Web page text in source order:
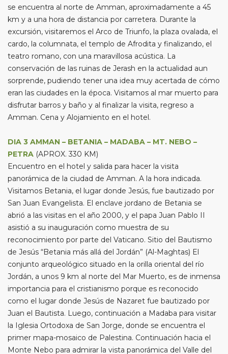
se encuentra al norte de Amman, aproximadamente a 45
km y a una hora de distancia por carretera. Durante la
excursión, visitaremos el Arco de Triunfo, la plaza ovalada, el
cardo, la columnata, el templo de Afrodita y finalizando, el
teatro romano, con una maravillosa acústica. La
conservación de las ruinas de Jerash en la actualidad aun
sorprende, pudiendo tener una idea muy acertada de cómo
eran las ciudades en la época. Visitamos al mar muerto para
disfrutar barros y baño y al finalizar la visita, regreso a
Amman. Cena y Alojamiento en el hotel.
DIA 3 AMMAN – BETANIA – MADABA – MT. NEBO –
PETRA (APROX. 330 KM)
Encuentro en el hotel y salida para hacer la visita
panorámica de la ciudad de Amman. A la hora indicada.
Visitamos Betania, el lugar donde Jesús, fue bautizado por
San Juan Evangelista. El enclave jordano de Betania se
abrió a las visitas en el año 2000, y el papa Juan Pablo II
asistió a su inauguración como muestra de su
reconocimiento por parte del Vaticano. Sitio del Bautismo
de Jesús “Betania más allá del Jordán” (Al-Maghtas) El
conjunto arqueológico situado en la orilla oriental del río
Jordán, a unos 9 km al norte del Mar Muerto, es de inmensa
importancia para el cristianismo porque es reconocido
como el lugar donde Jesús de Nazaret fue bautizado por
Juan el Bautista. Luego, continuación a Madaba para visitar
la Iglesia Ortodoxa de San Jorge, donde se encuentra el
primer mapa-mosaico de Palestina. Continuación hacia el
Monte Nebo para admirar la vista panorámica del Valle del